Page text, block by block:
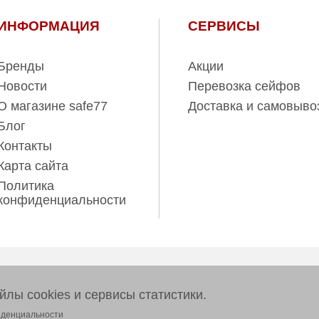
магазине safe77
сайта
СЕРВИСЫ
Акции
Перевозка сейфов
Доставка и
и ни при каких условиях
cookies и сервисы статистики.